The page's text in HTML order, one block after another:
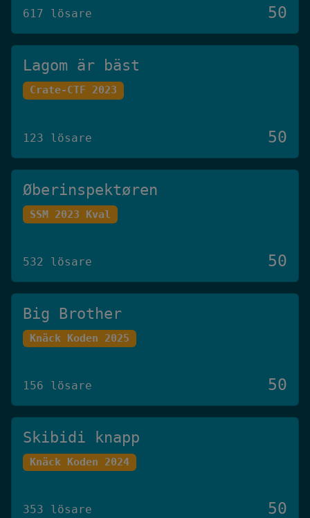
617 lösare 50
Lagom är bäst
Crate-CTF 2023
123 lösare 50
Øberinspektøren
SSM 2023 Kval
532 lösare 50
Big Brother
Knäck Koden 2025
156 lösare 50
Skibidi knapp
Knäck Koden 2024
353 lösare 50